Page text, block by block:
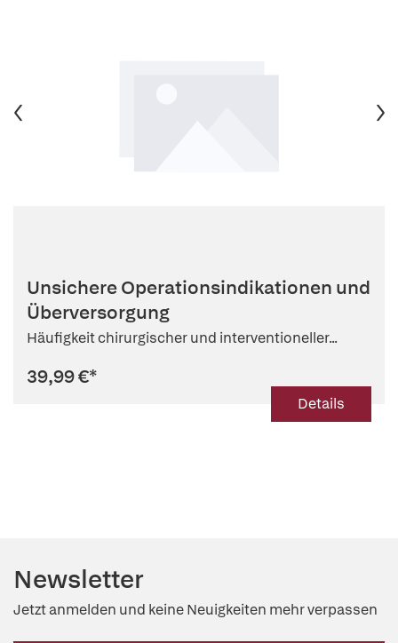
Unsichere Operationsindikationen und
Überversorgung
Häufigkeit chirurgischer und interventioneller...
39,99 €*
Details
Newsletter
Jetzt anmelden und keine Neuigkeiten mehr verpassen